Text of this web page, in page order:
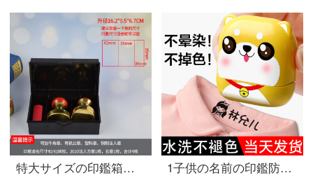
特大サイズの印鑑箱は多機能携帯に印肉捺印台会社の領収書を持参して箱の公印を整理します。
1子供の名前の印鑑防水名前ステッカー刺繍幼稚園の名前は、布を貼ると制服が免除されます。オーダメールwj共通モデルのレッサーパンダ（備考名前）